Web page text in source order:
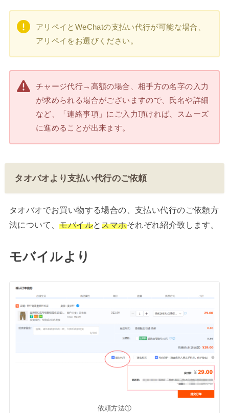
アリペイとWeChatの支払い代行が可能な場合、
アリペイをお選びください。
チャージ代行→高額の場合、相手方の名字の入力
が求められる場合がございますので、氏名や詳細
など、「連絡事項」にご入力頂ければ、スムーズ
に進めることが出来ます。
タオバオより支払い代行のご依頼
タオバオでお買い物する場合の、支払い代行のご依頼方
法について、モバイルと スマホそれぞれ紹介致します。
モバイルより
依頼方法①